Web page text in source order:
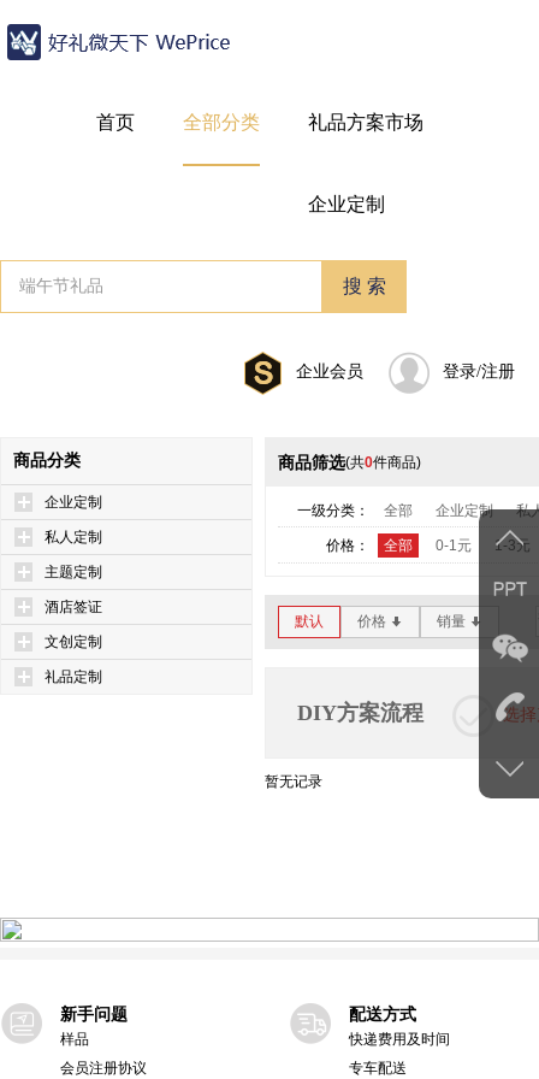
首页 全部分类 礼品方案市场
企业定制
企业会员 登录/注册
商品分类
企业定制
私人定制
主题定制
酒店签证
文创定制
礼品定制
商品筛选(共0件商品)
一级分类： 全部 企业定制 私
价格： 全部 0-1元 1-3元
默认 价格 * 销量 *
DIY方案流程 选
暂无记录
新手问题
样品
会员注册协议
配送方式
快递费用及时间
专车配送